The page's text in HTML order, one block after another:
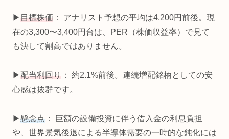
▶目標株価 ： アナリスト予想の平均は4,200円前後。現
在の3,300〜3,400円台は、PER（株価収益率）で見て
も決して割高ではありません。
▶配当利回り ： 約2.1%前後。連続増配銘柄としての安
心感は抜群です。
▶懸念点 ： 巨額の設備投資に伴う借入金の利息負担
や、世界景気後退による半導体需要の一時的な鈍化には